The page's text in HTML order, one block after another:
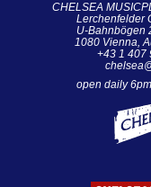
CHELSEA
Lerchenfelder
U-Bahnbögen
1080 Vienna,
+43 1 407
open daily